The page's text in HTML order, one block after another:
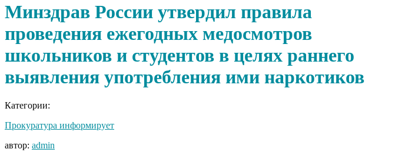
Минздрав России утвердил правила
проведения ежегодных медосмотров
школьников и студентов в целях раннего
выявления употребления ими наркотиков
Категории:
Прокуратура информирует
автор: admin